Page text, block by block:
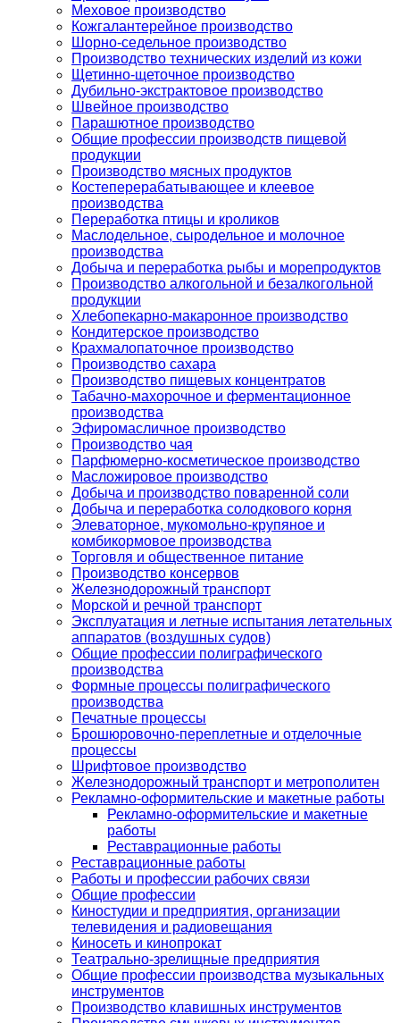
Меховое производство
Кожгалантерейное производство
Шорно-седельное производство
Производство технических изделий из кожи
Щетинно-щеточное производство
Дубильно-экстрактовое производство
Швейное производство
Парашютное производство
Общие профессии производств пищевой
продукции
Производство мясных продуктов
Костеперерабатывающее и клеевое
производства
Переработка птицы и кроликов
Маслодельное, сыродельное и молочное
производства
Добыча и переработка рыбы и морепродуктов
Производство алкогольной и безалкогольной
продукции
Хлебопекарно-макаронное производство
Кондитерское производство
Крахмалопаточное производство
Производство сахара
Производство пищевых концентратов
Табачно-махорочное и ферментационное
производства
Эфиромасличное производство
Производство чая
Парфюмерно-косметическое производство
Масложировое производство
Добыча и производство поваренной соли
Добыча и переработка солодкового корня
Элеваторное, мукомольно-крупяное и
комбикормовое производства
Торговля и общественное питание
Производство консервов
Железнодорожный транспорт
Морской и речной транспорт
Эксплуатация и летные испытания летательных
аппаратов (воздушных судов)
Общие профессии полиграфического
производства
Формные процессы полиграфического
производства
Печатные процессы
Брошюровочно-переплетные и отделочные
процессы
Шрифтовое производство
Железнодорожный транспорт и метрополитен
Рекламно-оформительские и макетные работы
Рекламно-оформительские и макетные
работы
Реставрационные работы
Реставрационные работы
Работы и профессии рабочих связи
Общие профессии
Киностудии и предприятия, организации
телевидения и радиовещания
Киносеть и кинопрокат
Театрально-зрелищные предприятия
Общие профессии производства музыкальных
инструментов
Производство клавишных инструментов